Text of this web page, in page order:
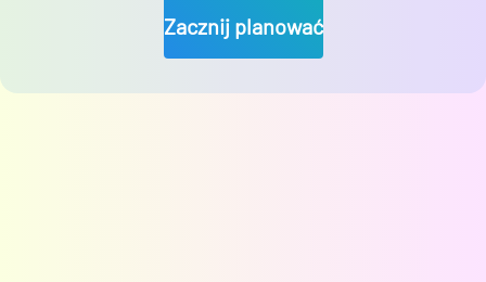
Zacznij planować